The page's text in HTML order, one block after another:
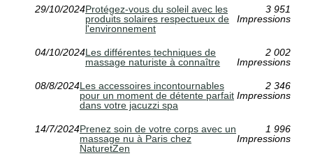
29/10/2024Protégez-vous du soleil avec les
produits solaires respectueux de
l'environnement
3 951
Impressions
04/10/2024Les différentes techniques de
massage naturiste à connaître
2 002
Impressions
08/8/2024Les accessoires incontournables
pour un moment de détente parfait
dans votre jacuzzi spa
2 346
Impressions
14/7/2024Prenez soin de votre corps avec un
massage nu à Paris chez
NaturetZen
1 996
Impressions